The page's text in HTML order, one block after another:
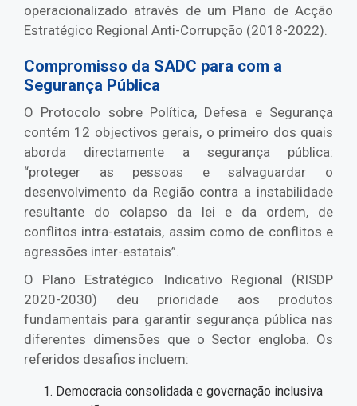
operacionalizado através de um Plano de Acção
Estratégico Regional Anti-Corrupção (2018-2022).
Compromisso da SADC para com a
Segurança Pública
O Protocolo sobre Política, Defesa e Segurança
contém 12 objectivos gerais, o primeiro dos quais
aborda directamente a segurança pública:
“proteger as pessoas e salvaguardar o
desenvolvimento da Região contra a instabilidade
resultante do colapso da lei e da ordem, de
conflitos intra-estatais, assim como de conflitos e
agressões inter-estatais”.
O Plano Estratégico Indicativo Regional (RISDP
2020-2030) deu prioridade aos produtos
fundamentais para garantir segurança pública nas
diferentes dimensões que o Sector engloba. Os
referidos desafios incluem:
Democracia consolidada e governação inclusiva